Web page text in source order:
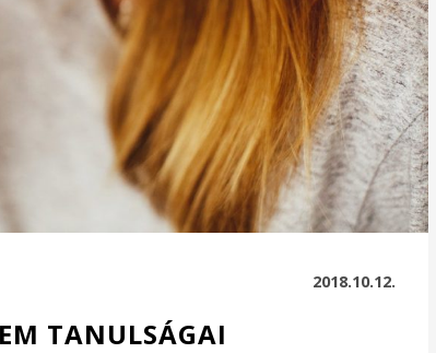
2018.10.12.
TANULSÁGAI